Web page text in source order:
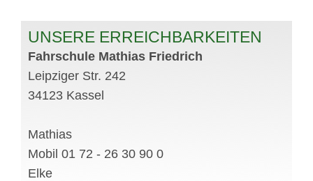
UNSERE ERREICHBARKEITEN
Fahrschule Mathias Friedrich
Leipziger Str. 242
34123 Kassel
Mathias
Mobil 01 72 - 26 30 90 0
Elke